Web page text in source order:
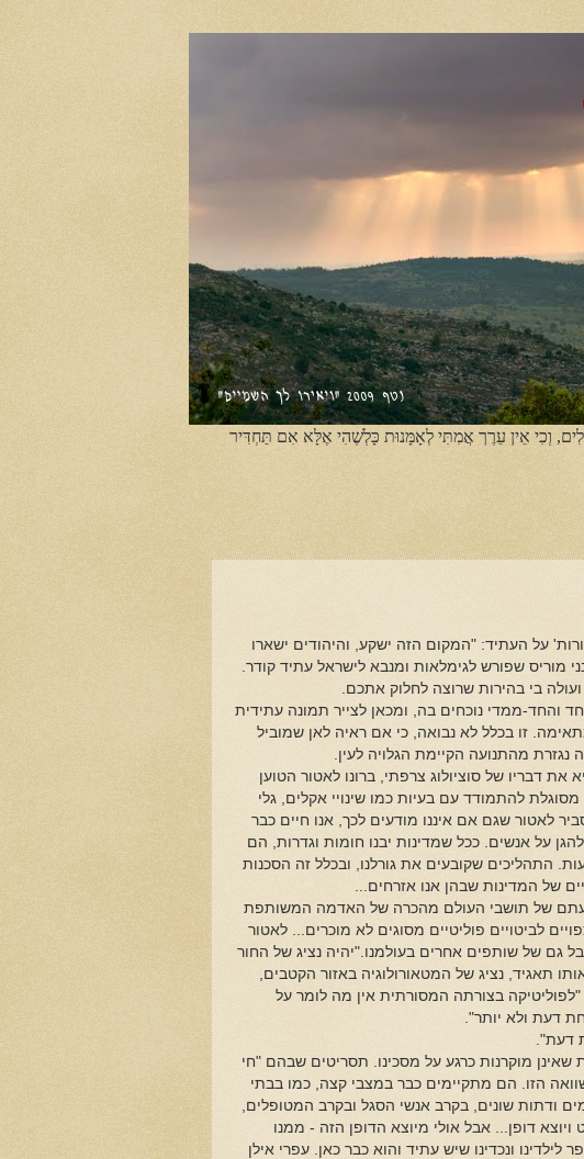
וְכִי אֵין עֵרֶך אֲמִתִּי לְאָמָּנוּת כָּלְשֶׁהִי אֶלָּא אִם תַּחְדִּיר
על העתיד: "המקום הזה ישקע, והיהודים ישארו
מוריס שפורש לגימלאות ומנבא לישראל עתיד קודר.
בי בהירות שרוצה לחלוק אתכם.
והחד-ממדי נוכחים בה, ומכאן לצייר תמונה עתידית
זו בכלל לא נבואה, כי אם ראיה לאן שמוביל
נגזרת מהתנועה הקיימת הגלויה לעין.
דבריו של סוציולוג צרפתי, ברונו לאטור הטוען
להתמודד עם בעיות כמו שינויי אקלים, גלי
לאטור שגם אם איננו מודעים לכך, אנו חיים כבר
על אנשים. ככל שמדינות יבנו חומות וגדרות, הם
התהליכים שקובעים את גורלנו, ובכלל זה הסכנות
של המדינות שבהן אנו אזרחים...
של תושבי העולם מהכרה של האדמה המשותפת
לביטויים פוליטיים מסוגים לא מוכרים... לאטור
גם של שותפים אחרים בעולמנו."יהיה נציג של החור
תאגיד, נציג של המטאורולוגיה באזור הקטבים,
בצורתה המסורתית אין מה לומר על
דעת ולא יותר".
דעת".
שאינן מוקרנות כרגע על מסכינו. תסריטים שבהם "חי
הזו. הם מתקיימים כבר במצבי קצה, כמו בבתי
ודתות שונים, בקרב אנשי הסגל ובקרב המטופלים,
דופן... אבל אולי מיוצא הדופן הזה - ממנו
ונכדינו שיש עתיד והוא כבר כאן. עפרי אילן